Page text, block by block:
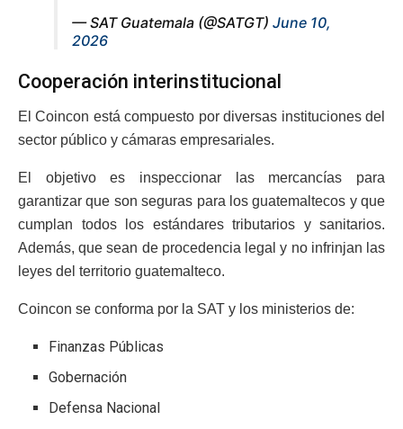
— SAT Guatemala (@SATGT) June 10,
2026
Cooperación interinstitucional
El Coincon está compuesto por diversas instituciones del
sector público y cámaras empresariales.
El objetivo es inspeccionar las mercancías para
garantizar que son seguras para los guatemaltecos y que
cumplan todos los estándares tributarios y sanitarios.
Además, que sean de procedencia legal y no infrinjan las
leyes del territorio guatemalteco.
Coincon se conforma por la SAT y los ministerios de:
Finanzas Públicas
Gobernación
Defensa Nacional